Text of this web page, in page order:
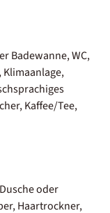
Badewanne, WC,
Kaffee/Tee,
oder
Haartrockner,